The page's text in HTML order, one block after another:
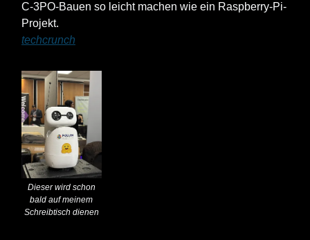
C-3PO-Bauen so leicht machen wie ein Raspberry-Pi-
Projekt.
techcrunch
Dieser wird schon
bald auf meinem
Schreibtisch dienen